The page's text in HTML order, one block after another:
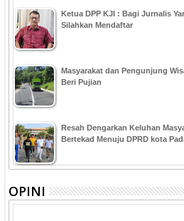
Ketua DPP KJI : Bagi Jurnalis
Silahkan Mendaftar
Masyarakat dan Pengunjung
Beri Pujian
Resah Dengarkan Keluhan
Bertekad Menuju DPRD kota
OPINI